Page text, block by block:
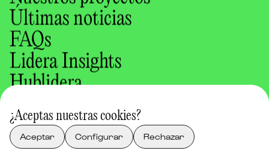
Últimas noticias
FAQs
Lidera Insights
Hublidera
Nosotros
Aviso legal
Política de cookies
Política de privacidad
LinkedIn
¿Aceptas nuestras cookies?
Aceptar Configurar Rechazar